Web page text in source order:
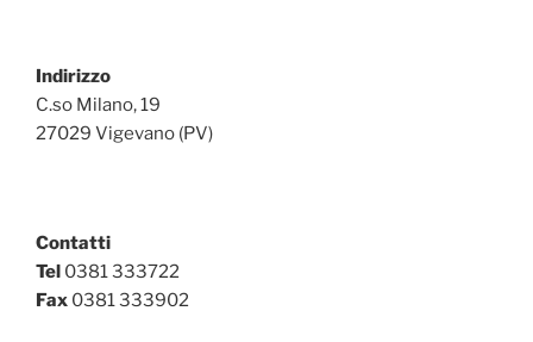
Indirizzo
C.so Milano, 19
27029 Vigevano (PV)
Contatti
Tel 0381 333722
Fax 0381 333902